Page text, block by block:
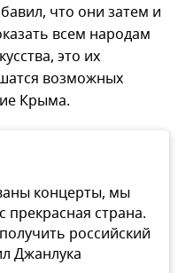
что они затем и
всем народам
это их
возможных
Крыма.
концерты, мы
прекрасная страна.
российский
Джанлука